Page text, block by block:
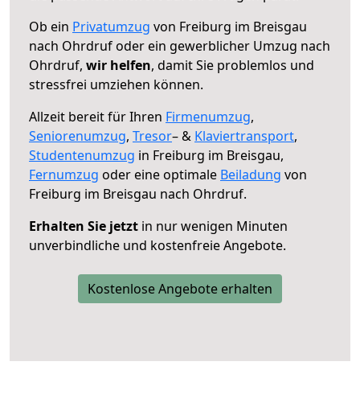
Ob ein Privatumzug von Freiburg im Breisgau
nach Ohrdruf oder ein gewerblicher Umzug nach
Ohrdruf, wir helfen, damit Sie problemlos und
stressfrei umziehen können.
Allzeit bereit für Ihren Firmenumzug,
Seniorenumzug, Tresor– & Klaviertransport,
Studentenumzug in Freiburg im Breisgau,
Fernumzug oder eine optimale Beiladung von
Freiburg im Breisgau nach Ohrdruf.
Erhalten Sie jetzt in nur wenigen Minuten
unverbindliche und kostenfreie Angebote.
Kostenlose Angebote erhalten